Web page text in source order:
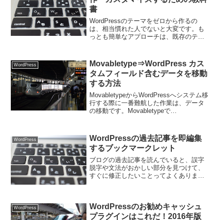
書
WordPressのテーマをゼロから作るの
は、相当慣れた人でないと大変です。も
っとも簡単なアプローチは、既存のテー
学ぶ WordPressサイト制作入門本書では
WordP...
WordPress
Movabletype⇒WordPress カス
タムフィールド含むデータを移動
する方法
MovabletypeからWordPressへシステム移
行する際に一番難航した作業は、データ
の移動です。Movabletypeで
ステムで読...
WordPress
WordPressの過去記事を即編集
するブックマークレット
ブログの過去記事を読んでいると、誤字
脱字や文法がおかしい部分を見つけて、
すぐに修正したいことってよくあります
集」のリンクをクリ...
WordPress
WordPressのお勧めキャッシュ
プラグインはこれだ！2016年版